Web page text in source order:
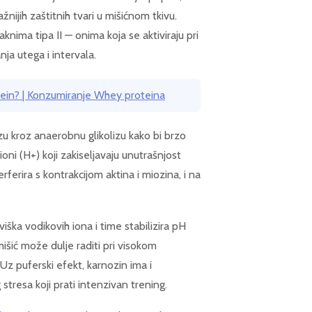
zaštitnih tvari u mišićnom tkivu.
tipa II — onima koja se aktiviraju pri
utega i intervala.
| Konzumiranje Whey proteina
kroz anaerobnu glikolizu kako bi brzo
(H+) koji zakiseljavaju unutrašnjost
s kontrakcijom aktina i miozina, i na
vodikovih iona i time stabilizira pH
može dulje raditi pri visokom
puferski efekt, karnozin ima i
koji prati intenzivan trening.